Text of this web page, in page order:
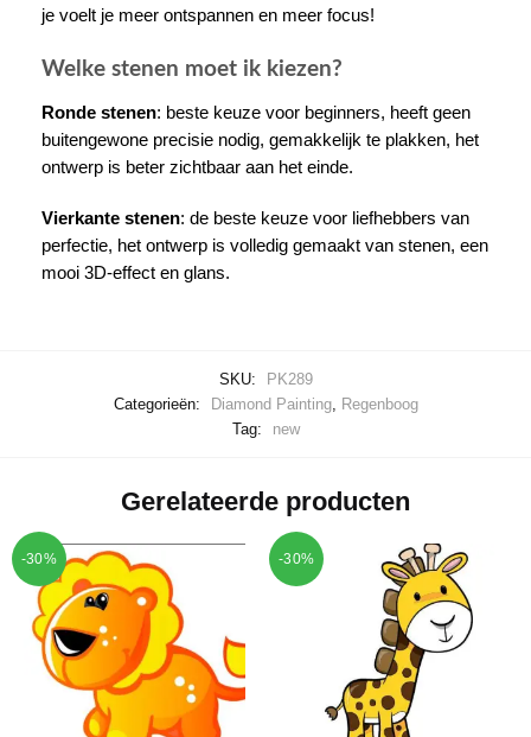
je voelt je meer ontspannen en meer focus!
Welke stenen moet ik kiezen?
Ronde stenen: beste keuze voor beginners, heeft geen
buitengewone precisie nodig, gemakkelijk te plakken, het
ontwerp is beter zichtbaar aan het einde.
Vierkante stenen: de beste keuze voor liefhebbers van
perfectie, het ontwerp is volledig gemaakt van stenen, een
mooi 3D-effect en glans.
SKU:
PK289
Categorieën:
Diamond Painting, Regenboog
Tag:
new
Gerelateerde producten
-30% -30%